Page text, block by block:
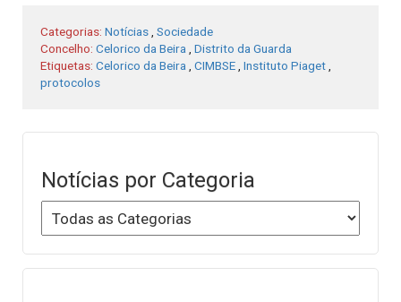
Categorias: Notícias Sociedade
Concelho: Celorico da Beira
Distrito da Guarda
Etiquetas: Celorico da Beira CIMBSE Instituto Piaget
protocolos
Notícias por Categoria